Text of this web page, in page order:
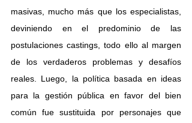
masivas, mucho más que los especialistas,
deviniendo en el predominio de las
postulaciones castings, todo ello al margen
de los verdaderos problemas y desafíos
reales. Luego, la política basada en ideas
para la gestión pública en favor del bien
común fue sustituida por personajes que